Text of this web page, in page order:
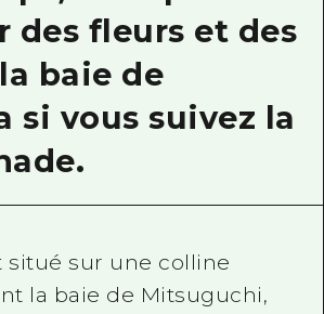
des fleurs et des
baie de
si vous suivez la
situé sur une colline
la baie de Mitsuguchi,